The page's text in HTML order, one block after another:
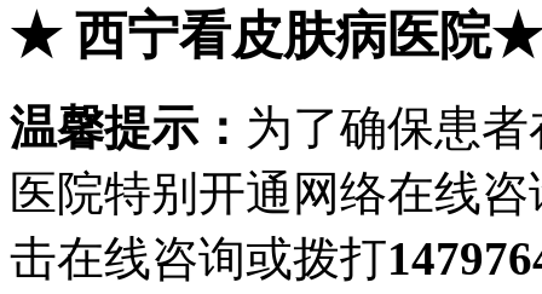
★西宁看皮肤病医院★
温馨提示： 为了确保患
医院特别开通网络在线
击在线咨询或拨打